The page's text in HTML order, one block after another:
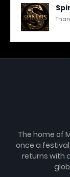
The home of
once a
returns with